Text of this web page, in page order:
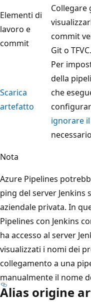
Elementi di
lavoro e
commit
Collegare
commit
Git o TFVC.
Scarica
artefatto
Per
della
che
ignorare
Nota
Azure Pipelines
ping del server
aziendale privata. In
Pipelines con Jenkins
ha accesso al server
visualizzati i nomi dei
collegamento a una
manualmente il nome
Alias origine